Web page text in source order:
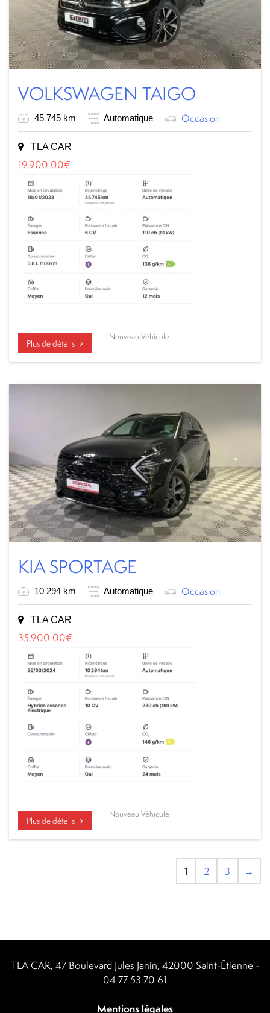
VOLKSWAGEN TAIGO
45 745 km Automatique Occasion
TLA CAR
19,900.00€
Plus de détails
Nouveau Véhicule
KIA SPORTAGE
10 294 km Automatique Occasion
TLA CAR
35,900.00€
Plus de détails
Nouveau Véhicule
1 2 3 →
TLA CAR, 47 Boulevard Jules Janin, 42000 Saint-Étienne -
04 77 53 70 61
Mentions légales